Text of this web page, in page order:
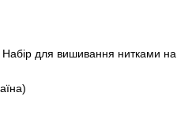
для вишивання нитками